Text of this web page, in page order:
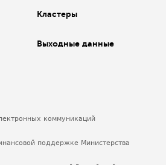
Кластеры
Выходные данные
коммуникаций
поддержке Министерства